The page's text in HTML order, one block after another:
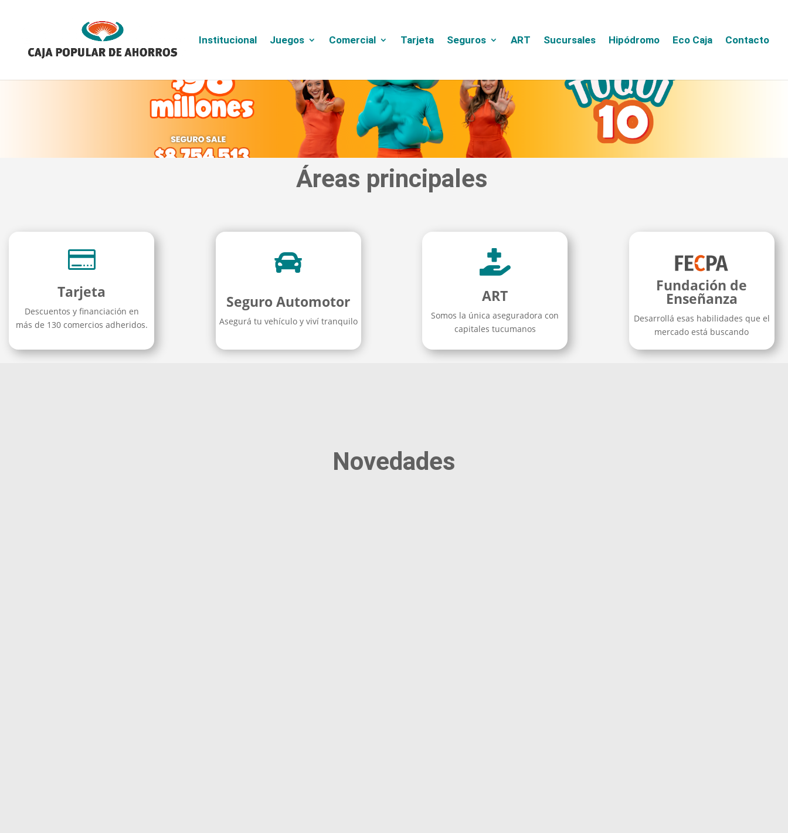
Institucional Juegos Comercial Tarjeta Seguros ART Sucursales Hipódromo Eco Caja Contacto
Áreas principales

Tarjeta
Descuentos y financiación en
más de 130 comercios adheridos.

Seguro Automotor
Asegurá tu vehículo y viví tranquilo

ART
Somos la única aseguradora con
capitales tucumanos
Fundación de
Enseñanza
Desarrollá esas habilidades que el
mercado está buscando
Novedades